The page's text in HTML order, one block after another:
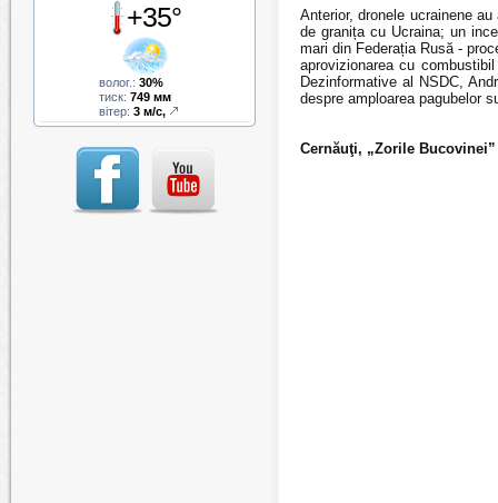
+35°
волог.: 30%
тиск: 749 мм
вітер: 3 м/с,
Anterior, dronele ucrainene
de granița cu Ucraina; un
mari din Federația Rusă -
aprovizionarea cu
Dezinformative al NSDC,
despre amploarea pagubelor
Cernăuţi, „Zorile